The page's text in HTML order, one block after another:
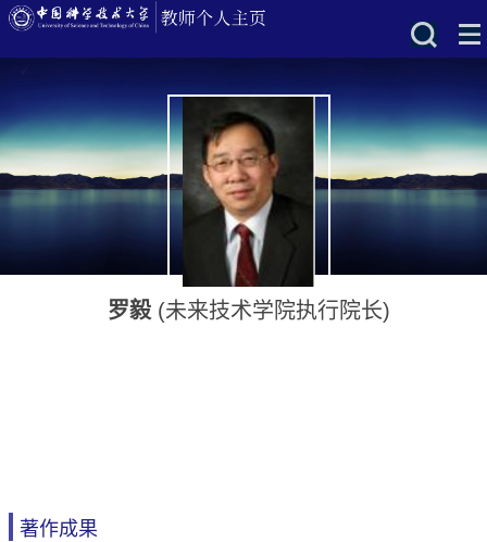
罗毅(未来技术学院执行院长)
著作成果